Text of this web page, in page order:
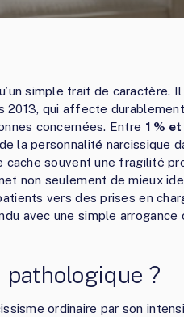
simple trait de caractère. Il
2013, qui affecte
concernées. Entre 1 %
la personnalité narcissique
cache souvent une fragilité
non seulement de mieux
vers des prises en
avec une simple arrogance
pathologique ?
ordinaire par son